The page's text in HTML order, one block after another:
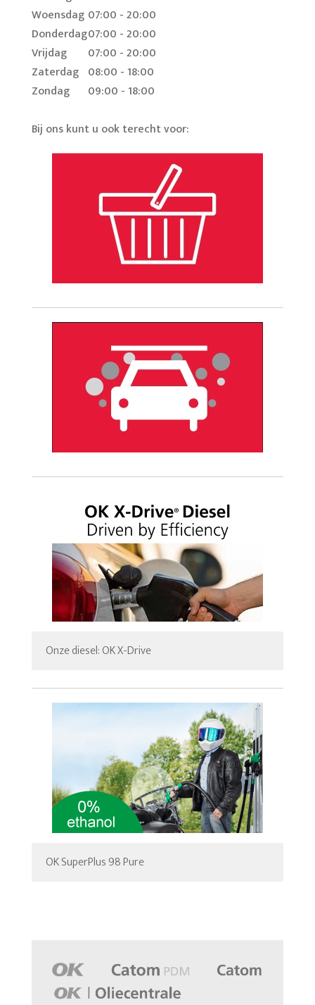
Woensdag 07:00 - 20:00
Donderdag07:00 - 20:00
Vrijdag
07:00 - 20:00
Zaterdag 08:00 - 18:00
Zondag
09:00 - 18:00
Bij ons kunt u ook terecht voor:
Onze diesel: OK X-Drive
OK SuperPlus 98 Pure